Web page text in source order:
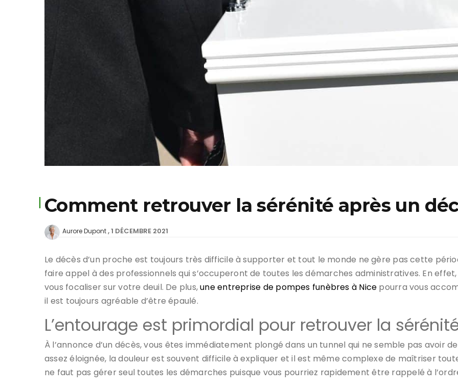
Comment retrouver la sérénité après un
Aurore Dupont 1 DÉCEMBRE 2021
Le décès d’un proche est toujours très difficile à supporter et tout le monde ne gère pas cette
faire appel à des professionnels qui s’occuperont de toutes les démarches administratives. En
vous focaliser sur votre deuil. De plus,une entreprise de pompes funèbres à Nice pourra vous
il est toujours agréable d’être épaulé.
L’entourage est primordial pour retrouver la
À l’annonce d’un décès, vous êtes immédiatement plongé dans un tunnel qui ne semble pas avoir
assez éloignée, la douleur est souvent difficile à expliquer et il est même complexe de maîtriser
ne faut pas gérer seul toutes les démarches puisque vous pourriez rapidement être rappelé à